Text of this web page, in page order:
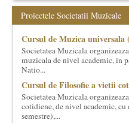
inceput cu muzica clasica - si de
dezvoltam proiecte si in alte
Facem management cultural,
proprii sau preluate, modele si
cultural si consultanta.
evenimente culturale, private
Proiectele Societatii Muzicale
Cursul de Muzica universala
Societatea Muzicala
muzicala de nivel academic, in
Natio...
Cursul de Filosofie a vietii
Societatea Muzicala
cotidiene, de nivel academic, cu
semestre),...